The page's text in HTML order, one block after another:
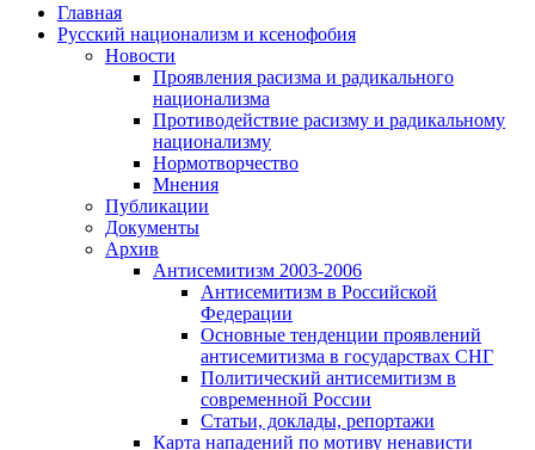
Главная
Русский национализм и ксенофобия
Новости
Проявления расизма и радикального
национализма
Противодействие расизму и радикальному
национализму
Нормотворчество
Мнения
Публикации
Документы
Архив
Антисемитизм 2003-2006
Антисемитизм в Российской
Федерации
Основные тенденции проявлений
антисемитизма в государствах СНГ
Политический антисемитизм в
современной России
Статьи, доклады, репортажи
Карта нападений по мотиву ненависти